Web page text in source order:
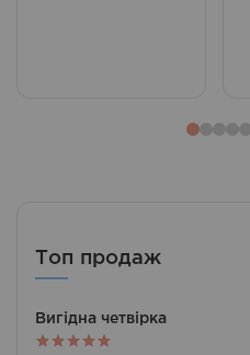
Топ продаж
Вигідна четвірка